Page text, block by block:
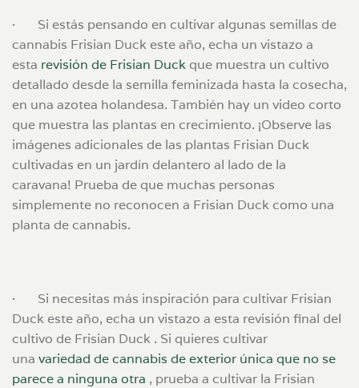
·
Si estás pensando en cultivar algunas semillas de
cannabis Frisian Duck este año, echa un vistazo a
esta revisión de Frisian Duckque muestra un cultivo
detallado desde la semilla feminizada hasta la cosecha,
en una azotea holandesa. También hay un video corto
que muestra las plantas en crecimiento. ¡Observe las
imágenes adicionales de las plantas Frisian Duck
cultivadas en un jardín delantero al lado de la
caravana! Prueba de que muchas personas
simplemente no reconocen a Frisian Duck como una
planta de cannabis.
·
Si necesitas más inspiración para cultivar Frisian
Duck este año, echa un vistazo a esta revisión final del
cultivo de Frisian Duck . Si quieres cultivar
una variedad de cannabis de exterior única que no se
parece a ninguna otra , prueba a cultivar la Frisian